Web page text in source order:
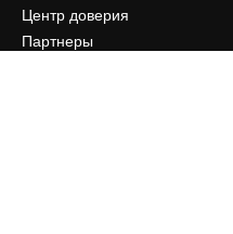
Центр доверия
Партнеры